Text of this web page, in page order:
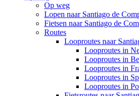
Op weg
Lopen naar Santiago de
Fietsen naar Santiago de
Routes
Looproutes naar
Looproutes in
Looproutes in
Looproutes in
Looproutes in
Looproutes in